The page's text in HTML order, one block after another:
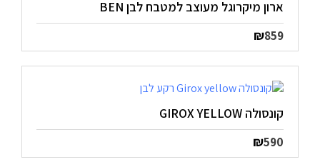
ארון מיקרוגל מעוצב למטבח לבן BEN
₪859
קונסולה GIROX YELLOW
₪590